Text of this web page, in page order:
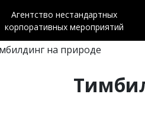
Агентство нестандартных
корпоративных мероприятий
на природе